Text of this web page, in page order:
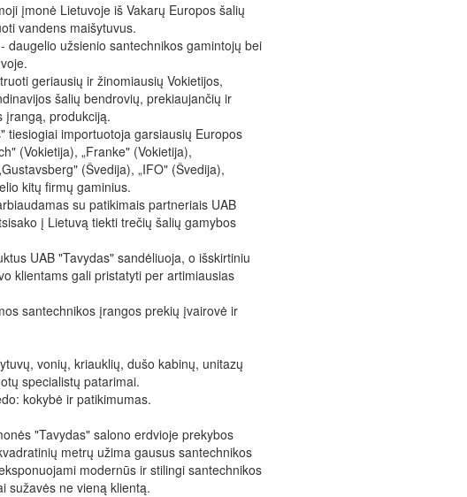
įmonė Lietuvoje iš Vakarų Europos šalių
vandens maišytuvus.
daugelio užsienio santechnikos gamintojų bei
geriausių ir žinomiausių Vokietijos,
šalių bendrovių, prekiaujančių ir
įrangą, produkciją.
tiesiogiai importuotoja garsiausių Europos
(Vokietija), „Franke" (Vokietija),
(Švedija), „IFO" (Švedija),
kitų firmų gaminius.
su patikimais partneriais UAB
į Lietuvą tiekti trečių šalių gamybos
UAB "Tavydas" sandėliuoja, o išskirtiniu
klientams gali pristatyti per artimiausias
santechnikos įrangos prekių įvairovė ir
vonių, kriauklių, dušo kabinų, unitazų
specialistų patarimai.
kokybė ir patikimumas.
"Tavydas" salono erdvioje prekybos
metrų užima gausus santechnikos
modernūs ir stilingi santechnikos
sužavės ne vieną klientą.